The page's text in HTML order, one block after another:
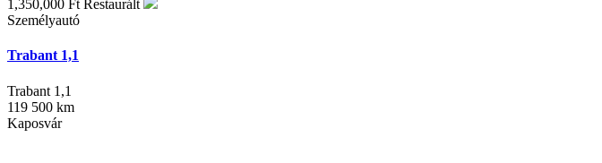
1,350,000 Ft Restaurált
Személyautó
Trabant 1,1
Trabant 1,1
119 500 km
Kaposvár